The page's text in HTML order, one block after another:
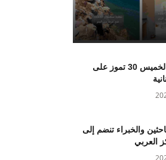
نبض اليوم الخميس 30 تموز على
والخبراء تنضم إلى
العربي